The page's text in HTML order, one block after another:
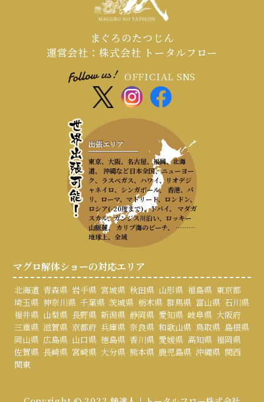
まぐろのたつじん
運営会社：株式会社 トータルフロー
OFFICIAL SNS
出張エリア
東京、大阪、名古屋、福岡、北海
道、 沖縄など日本全国、ニューヨー
ク、ラスベガス、ハワイ、リオデジ
ャネイロ、シンガポール、 香港、パ
リ、ローマ、マドリード、ロンドン、
ロシア(-20度まで)、ドバイ、 マダガ
スカル、ガンジス川沿い、ロッキー
山脈麓、 カリブ海のビーチ、 ………
地球上、全域
マグロ解体ショーの対応エリア
北海道 青森県 岩手県 宮城県 秋田県 山形県 福島県 東京都
埼玉県 神奈川県 千葉県 茨城県 栃木県 群馬県 富山県 石川県
福井県 山梨県 長野県 新潟県 静岡県 愛知県 岐阜県 大阪府
三重県 滋賀県 京都府 兵庫県 奈良県 和歌山県 鳥取県 島根県
岡山県 広島県 山口県 徳島県 香川県 愛媛県 高知県 福岡県
佐賀県 長崎県 宮崎県 大分県 熊本県 鹿児島県 沖縄県 関西
関東